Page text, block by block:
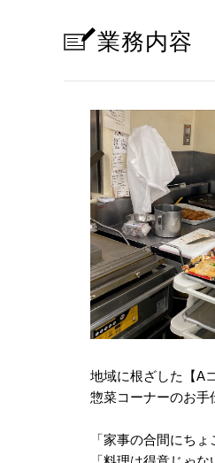
業務内容
地域に根ざした【A
惣菜コーナーのお手
「家事の合間にち